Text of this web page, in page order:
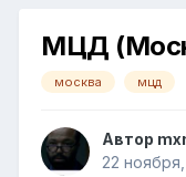
МЦД
москва мцд
Автор
22